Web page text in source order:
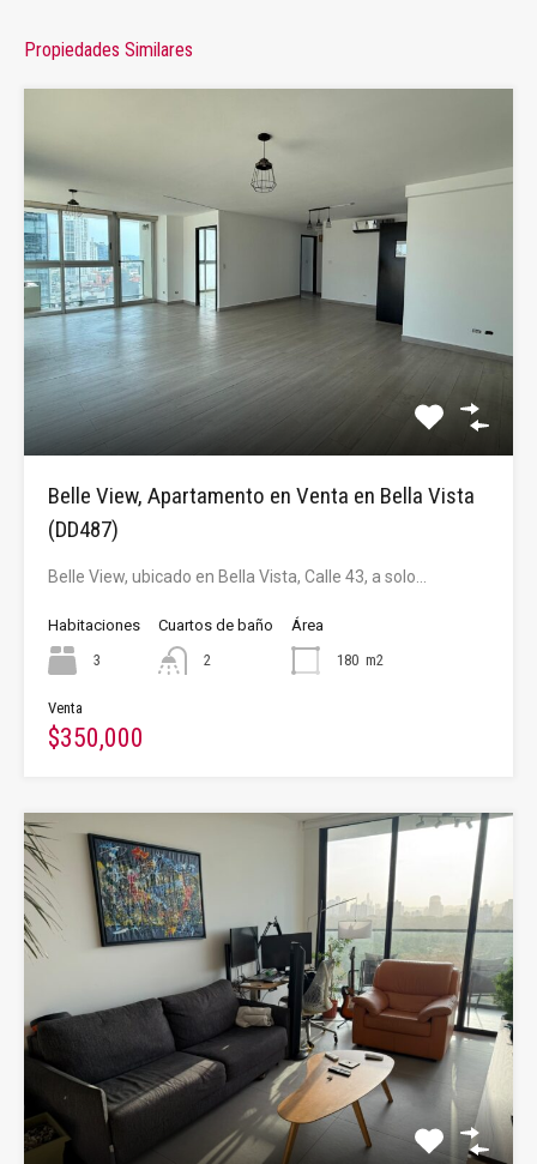
Propiedades Similares
Belle View, Apartamento en Venta en Bella Vista
(DD487)
Belle View, ubicado en Bella Vista, Calle 43, a solo…
Habitaciones
3
Cuartos de baño
2
Área
180 m2
Venta
$350,000